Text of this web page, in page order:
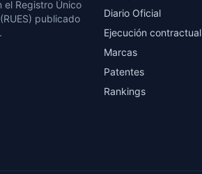
el Registro Único
publicado
Diario Oficial
Ejecución contractual
Marcas
Patentes
Rankings